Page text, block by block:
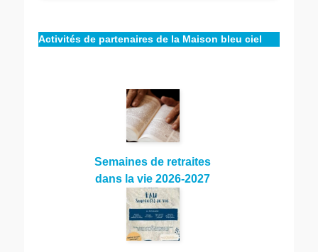
Activités de partenaires de la Maison bleu ciel
Semaines de retraites
dans la vie 2026-2027